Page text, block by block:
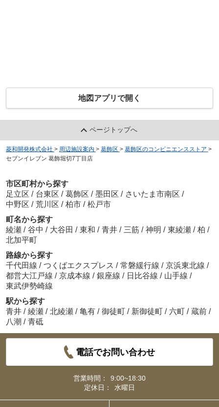
地図アプリで開く
ページトップへ
菱和開発株式会社 > 周辺施設案内 > 葛飾区 > 葛飾区のコンビニエンスストア >
セブンイレブン 葛飾堀切7丁目店
市区町村から探す
足立区 / 台東区 / 葛飾区 / 墨田区 / さいたま市南区 /
中野区 / 荒川区 / 柏市 / 松戸市
町名から探す
綾瀬 / 谷中 / 大谷田 / 東和 / 青井 / 三筋 / 神明 / 東綾瀬 / 柏 /
北加平町
路線から探す
千代田線 / つくばエクスプレス / 常磐緩行線 / 京浜東北線 /
都営大江戸線 / 京成本線 / 銀座線 / 日比谷線 / 山手線 /
東武伊勢崎線
駅から探す
青井 / 綾瀬 / 北綾瀬 / 亀有 / 御徒町 / 新御徒町 / 六町 / 蔵前 /
八潮 / 青砥
電話でお問い合わせ
営業時間：
9:00~18:30
定休日：
水曜日